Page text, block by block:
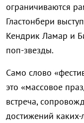
ограничиваются
Гластонбери
Кендрик Ламар и
поп-звезды.
Само слово
это «массовое
встреча,
достижений каких-